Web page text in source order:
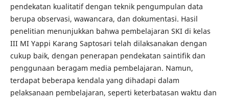
pendekatan kualitatif dengan teknik pengumpulan data
berupa observasi, wawancara, dan dokumentasi. Hasil
penelitian menunjukkan bahwa pembelajaran SKI di kelas
III MI Yappi Karang Saptosari telah dilaksanakan dengan
cukup baik, dengan penerapan pendekatan saintifik dan
penggunaan beragam media pembelajaran. Namun,
terdapat beberapa kendala yang dihadapi dalam
pelaksanaan pembelajaran, seperti keterbatasan waktu dan